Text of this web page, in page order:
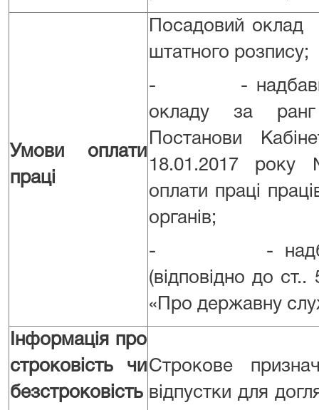
Умови оплати
праці
Посадовий оклад
штатного розпису;
- - надбавка
окладу за
Постанови
18.01.2017
оплати праці
органів;
- -
(відповідно до
«Про державну
Інформація про
строковість чи
безстроковість
Строкове
відпустки для